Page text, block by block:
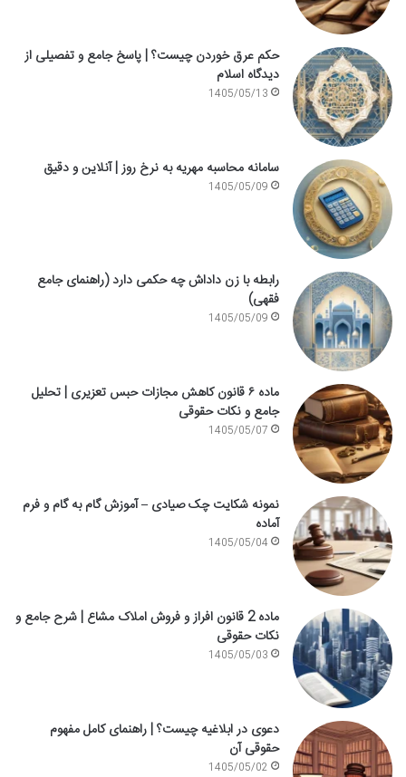
حکم عرق خوردن چیست؟ | پاسخ جامع و تفصیلی از
دیدگاه اسلام
1405/05/13
سامانه محاسبه مهریه به نرخ روز | آنلاین و دقیق
1405/05/09
رابطه با زن داداش چه حکمی دارد (راهنمای جامع
فقهی)
1405/05/09
ماده ۶ قانون کاهش مجازات حبس تعزیری | تحلیل
جامع و نکات حقوقی
1405/05/07
نمونه شکایت چک صیادی – آموزش گام به گام و فرم
آماده
1405/05/04
ماده 2 قانون افراز و فروش املاک مشاع | شرح جامع و
نکات حقوقی
1405/05/03
دعوی در ابلاغیه چیست؟ | راهنمای کامل مفهوم
حقوقی آن
1405/05/02